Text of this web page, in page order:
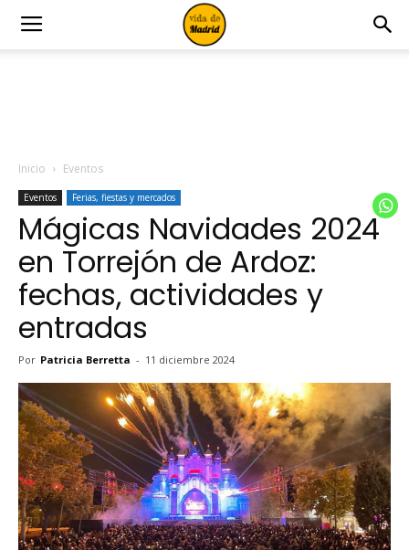
Inicio Eventos
Eventos Ferias, fiestas y mercados
Mágicas Navidades 2024
en Torrejón de Ardoz:
fechas, actividades y
entradas
Por Patricia Berretta - 11 diciembre 2024